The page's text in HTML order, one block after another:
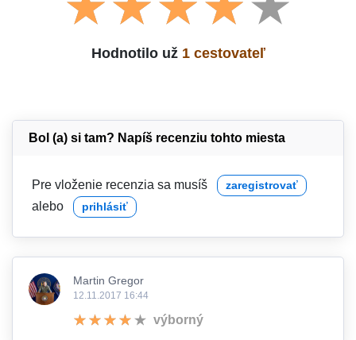
Hodnotilo už 1 cestovateľ
Bol (a) si tam? Napíš recenziu tohto miesta
Pre vloženie recenzia sa musíš zaregistrovať
alebo prihlásiť
Martin Gregor
12.11.2017 16:44
výborný